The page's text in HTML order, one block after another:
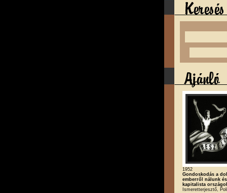
1952
Gondoskodás a
emberről nálunk
kapitalista
Ismeretterjesztő,